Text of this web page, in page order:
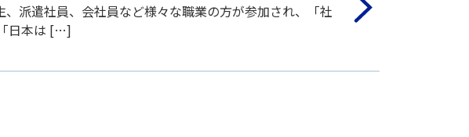
派遣社員、会社員など様々な職業の方が参加され、「社
日本は […]